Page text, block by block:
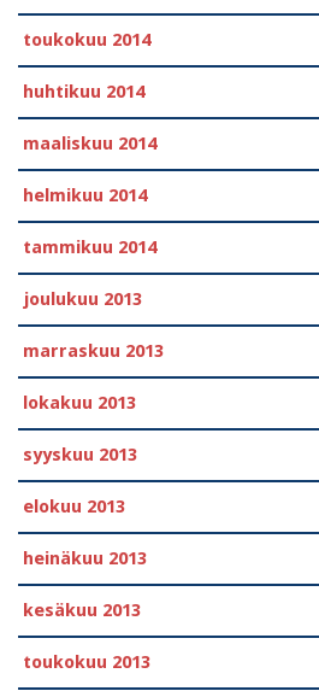
toukokuu 2014
huhtikuu 2014
maaliskuu 2014
helmikuu 2014
tammikuu 2014
joulukuu 2013
marraskuu 2013
lokakuu 2013
syyskuu 2013
elokuu 2013
heinäkuu 2013
kesäkuu 2013
toukokuu 2013